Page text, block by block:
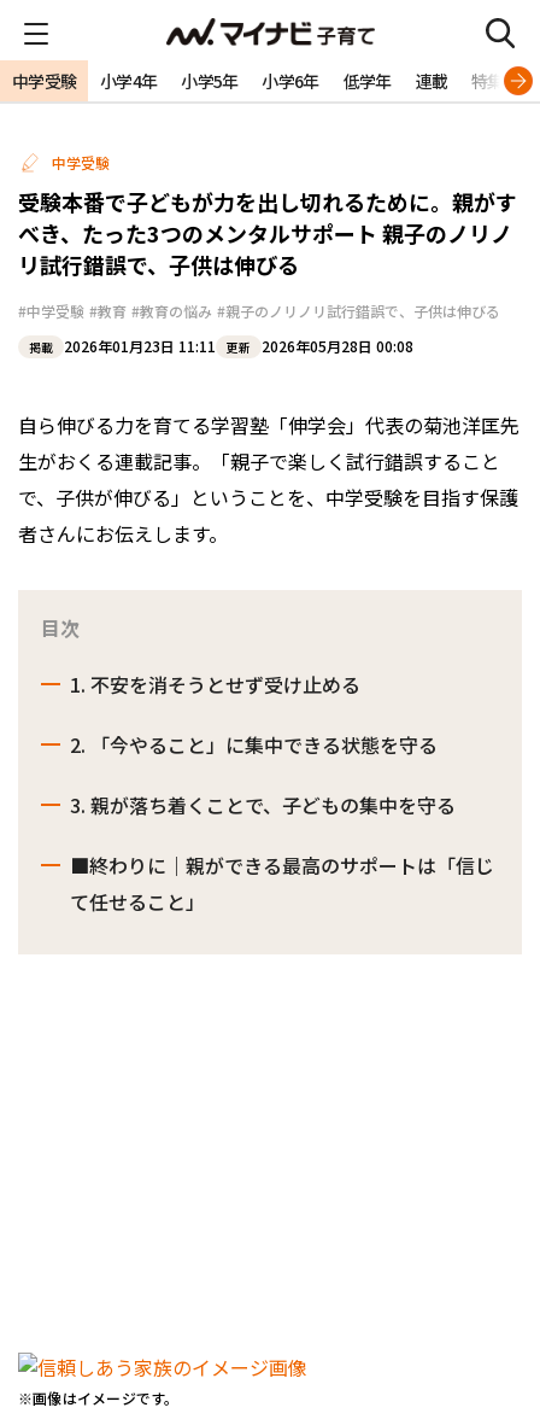
中学受験 小学4年 小学5年 小学6年 低学年 連載 特集
中学受験
受験本番で子どもが力を出し切れるために。親がす
べき、たった3つのメンタルサポート―― 親子のノリノ
リ試行錯誤で、子供は伸びる
#中学受験 #教育 #教育の悩み #親子のノリノリ試行錯誤で、子供は伸びる
掲載 2026年01月23日 11:11 更新 2026年05月28日 00:08
自ら伸びる力を育てる学習塾「伸学会」代表の菊池洋匡先
生がおくる連載記事。「親子で楽しく試行錯誤すること
で、子供が伸びる」ということを、中学受験を目指す保護
者さんにお伝えします。
目次
1. 不安を消そうとせず受け止める
2. 「今やること」に集中できる状態を守る
3. 親が落ち着くことで、子どもの集中を守る
■終わりに｜親ができる最高のサポートは「信じ
て任せること」
※画像はイメージです。